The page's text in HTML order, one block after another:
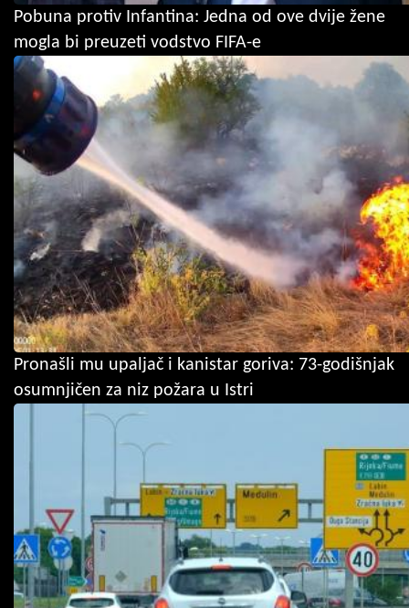
Pobuna protiv Infantina: Jedna od ove dvije žene
mogla bi preuzeti vodstvo FIFA-e
Pronašli mu upaljač i kanistar goriva: 73-godišnjak
osumnjičen za niz požara u Istri